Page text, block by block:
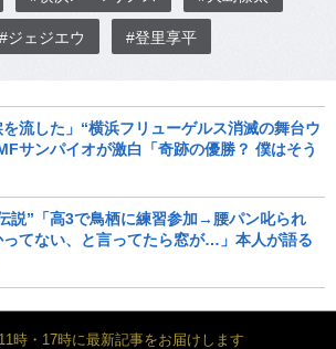
#ジェジエウ #登里享平
を流した」“横浜フリューゲルス消滅の舞台ウ
サンパイオが激白「奇跡の優勝？ 僕はそう
説”「高3で鳥栖に練習参加→腰パン叱られ
てない、と言ってたら窓が…」本人が語る
時・17時に最新記事をお届けします